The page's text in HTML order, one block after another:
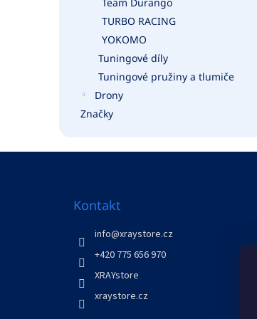
TURBO RACING
YOKOMO
Tuningové díly
Tuningové pružiny a tlumiče
Drony
Značky
Kontakt
info@xraystore.cz
+420 775 656 970
XRAYstore
xraystore.cz